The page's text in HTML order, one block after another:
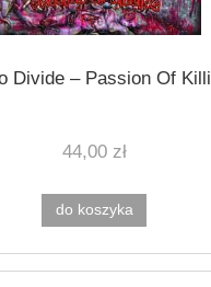
Divide ‎– Passion Of
44,00 zł
do koszyka